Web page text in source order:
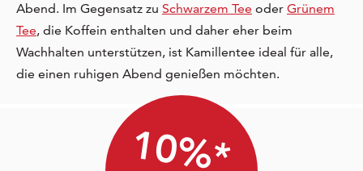
Abend. Im Gegensatz zu Schwarzem Tee oder Grünem
Tee, die Koffein enthalten und daher eher beim
Wachhalten unterstützen, ist Kamillentee ideal für alle,
die einen ruhigen Abend genießen möchten.
10%*